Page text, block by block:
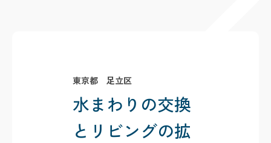
東京都 足立区
水まわりの交換
とリビングの拡